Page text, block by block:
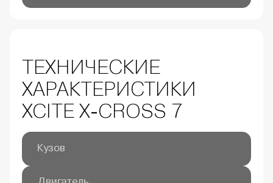
ТЕХНИЧЕСКИЕ
ХАРАКТЕРИСТИКИ
XCITE X-CROSS 7
Кузов
Длина/ширина/высота ,